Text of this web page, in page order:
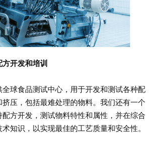
开发和培训
球食品测试中心，用于开发和测试各种配
压，包括最难处理的物料。我们还有一个
方开发，测试物料特性和属性，并在综合
知识，以实现最佳的工艺质量和安全性。